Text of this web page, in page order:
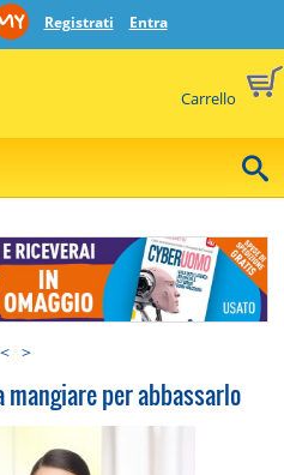
Registrati Entra
Carrello
< >
mangiare per abbassarlo